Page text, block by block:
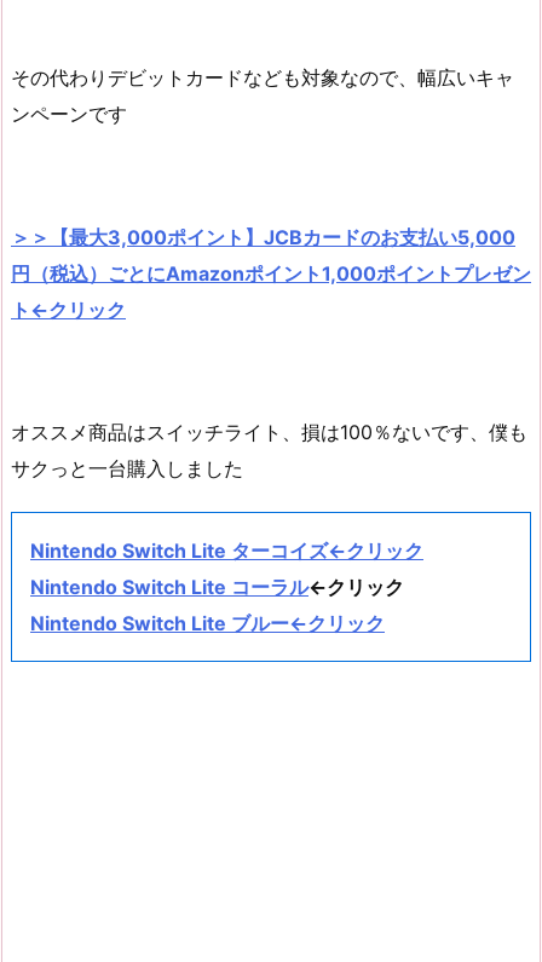
その代わりデビットカードなども対象なので、幅広いキャ
ンペーンです
＞＞【最大3,000ポイント】JCBカードのお支払い5,000
円（税込）ごとにAmazonポイント1,000ポイントプレゼン
ト←クリック
オススメ商品はスイッチライト、損は100％ないです、僕も
サクっと一台購入しました
Nintendo Switch Lite ターコイズ←クリック
Nintendo Switch Lite コーラル←クリック
Nintendo Switch Lite ブルー←クリック